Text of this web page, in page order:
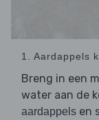
1. Aardappels
Breng in een
water aan de
aardappels en